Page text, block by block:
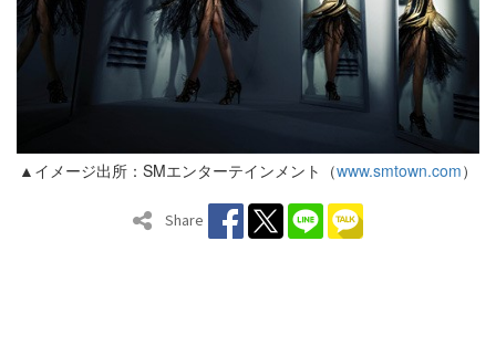
▲イメージ出所：SMエンターテインメント（www.smtown.com）
Share